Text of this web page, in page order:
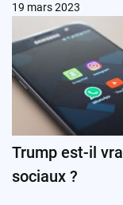
19 mars 2023
Trump est-il
sociaux ?